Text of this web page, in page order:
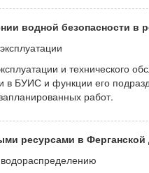
водной безопасности в
и
в БУИС и функции его
работ.
ресурсами в